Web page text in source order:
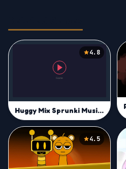
4.8
Huggy Mix Sprunki Music Box
4.5